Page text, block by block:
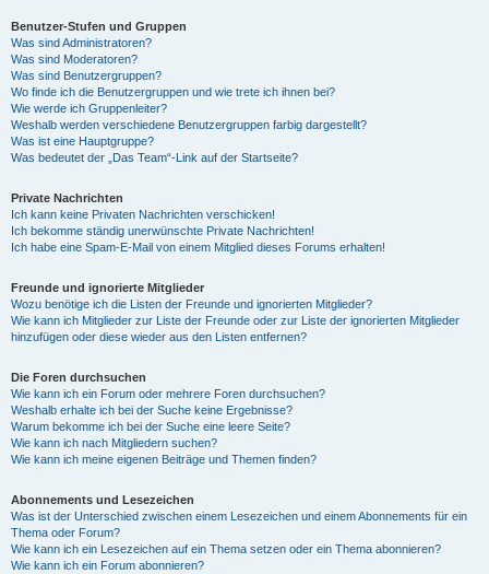
Benutzer-Stufen und Gruppen
Was sind Administratoren?
Was sind Moderatoren?
Was sind Benutzergruppen?
Wo finde ich die Benutzergruppen und wie trete ich ihnen bei?
Wie werde ich Gruppenleiter?
Weshalb werden verschiedene Benutzergruppen farbig dargestellt?
Was ist eine Hauptgruppe?
Was bedeutet der „Das Team“-Link auf der Startseite?
Private Nachrichten
Ich kann keine Privaten Nachrichten verschicken!
Ich bekomme ständig unerwünschte Private Nachrichten!
Ich habe eine Spam-E-Mail von einem Mitglied dieses Forums erhalten!
Freunde und ignorierte Mitglieder
Wozu benötige ich die Listen der Freunde und ignorierten Mitglieder?
Wie kann ich Mitglieder zur Liste der Freunde oder zur Liste der ignorierten Mitglieder
hinzufügen oder diese wieder aus den Listen entfernen?
Die Foren durchsuchen
Wie kann ich ein Forum oder mehrere Foren durchsuchen?
Weshalb erhalte ich bei der Suche keine Ergebnisse?
Warum bekomme ich bei der Suche eine leere Seite?
Wie kann ich nach Mitgliedern suchen?
Wie kann ich meine eigenen Beiträge und Themen finden?
Abonnements und Lesezeichen
Was ist der Unterschied zwischen einem Lesezeichen und einem Abonnements für ein
Thema oder Forum?
Wie kann ich ein Lesezeichen auf ein Thema setzen oder ein Thema abonnieren?
Wie kann ich ein Forum abonnieren?